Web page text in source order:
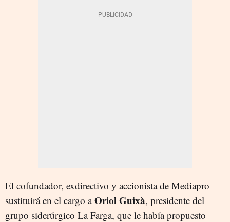
El cofundador, exdirectivo y accionista de Mediapro
sustituirá en el cargo aOriol Guixà, presidente del
grupo siderúrgico La Farga, que le había propuesto